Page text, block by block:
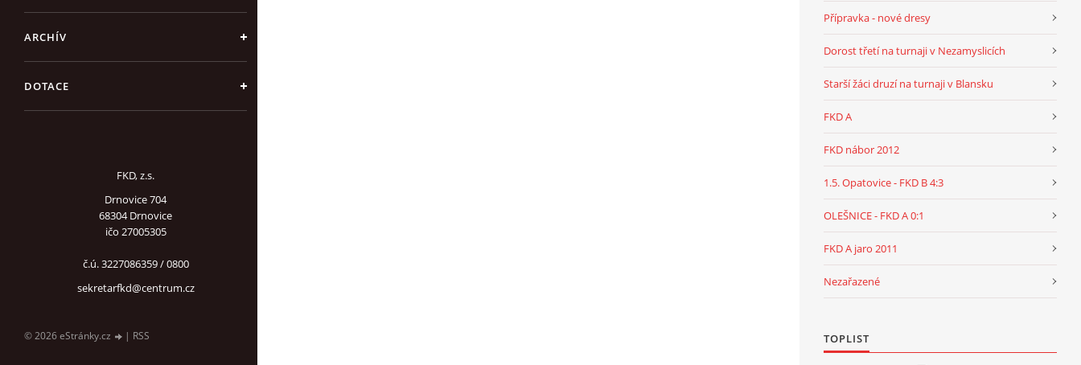
ARCHÍV
DOTACE
FKD, z.s.
Drnovice 704
68304 Drnovice
ičo 27005305
č.ú. 3227086359 / 0800
sekretarfkd@centrum.cz
© 2026 eStránky.cz | RSS
Přípravka - nové dresy
Dorost třetí na turnaji v Nezamyslicích
Starší žáci druzí na turnaji v Blansku
FKD A
FKD nábor 2012
1.5. Opatovice - FKD B 4:3
OLEŠNICE - FKD A 0:1
FKD A jaro 2011
Nezařazené
TOPLIST